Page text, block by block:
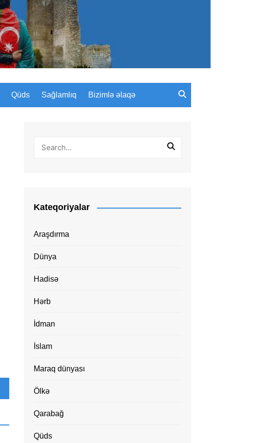
Qüds Sağlamlıq Bizimlə əlaqə
Kateqoriyalar
Araşdırma
Dünya
Hadisə
Hərb
İdman
İslam
Maraq dünyası
Ölkə
Qarabağ
Qüds